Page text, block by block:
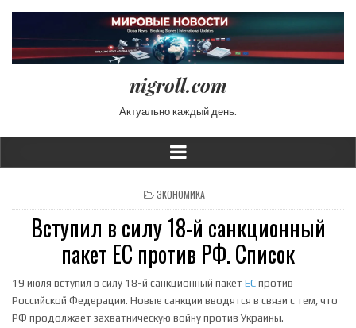
nigroll.com
Актуально каждый день.
POSTED IN
ЭКОНОМИКА
Вступил в силу 18-й санкционный
пакет ЕС против РФ. Список
19 июля вступил в силу 18-й санкционный пакет ЕС против
Российской Федерации. Новые санкции вводятся в связи с тем, что
РФ продолжает захватническую войну против Украины.